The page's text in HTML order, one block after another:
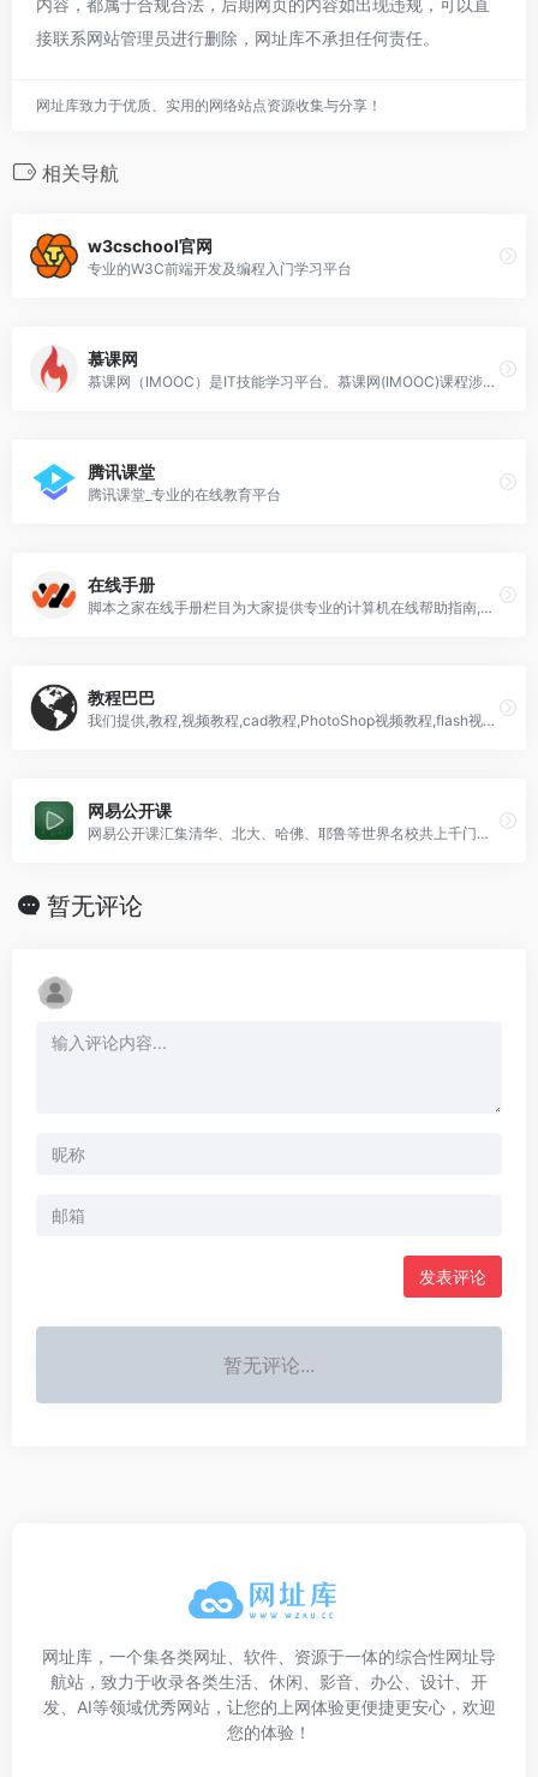
内容，都属于合规合法，后期网页的内容如出现违规，可以直
接联系网站管理员进行删除，网址库不承担任何责任。
网址库致力于优质、实用的网络站点资源收集与分享！
相关导航
w3cschool官网
专业的W3C前端开发及编程入门学习平台
慕课网
慕课网（IMOOC）是IT技能学习平台。慕课网(IMOOC)课程涉及JAVA、前端、Python、大数据等60类主流技术语言，覆盖了面试就业、职业成长、自我提升等需求场景，帮助用户实现从技能提升到岗位提升的能力闭环。
腾讯课堂
腾讯课堂_专业的在线教育平台
在线手册
脚本之家在线手册栏目为大家提供专业的计算机在线帮助指南,包括各种在线开发手册,BSD手册,Linux手册,数据库手册,编程开发手册,WEB开发手册,php手册指南,jquery在线手册,css指南,mysql帮助指南等
教程巴巴
我们提供,教程,视频教程,cad教程,PhotoShop视频教程,flash视频教程,Dreamweaver教程,3Dmax教程,maya视频教程,教程打包下载,教程巴巴是你自学的好去处。
网易公开课
网易公开课汇集清华、北大、哈佛、耶鲁等世界名校共上千门课程，覆盖科学、经济、人文、哲学等22个领域，在这里你可以开拓视野看世界，获取有深度的好知识。
暂无评论
发表评论
暂无评论...
网址库，一个集各类网址、软件、资源于一体的综合性网址导
航站，致力于收录各类生活、休闲、影音、办公、设计、开
发、AI等领域优秀网站，让您的上网体验更便捷更安心，欢迎
您的体验！